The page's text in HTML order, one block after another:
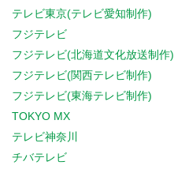
テレビ東京(テレビ愛知制作)
フジテレビ
フジテレビ(北海道文化放送制作)
フジテレビ(関西テレビ制作)
フジテレビ(東海テレビ制作)
TOKYO MX
テレビ神奈川
チバテレビ